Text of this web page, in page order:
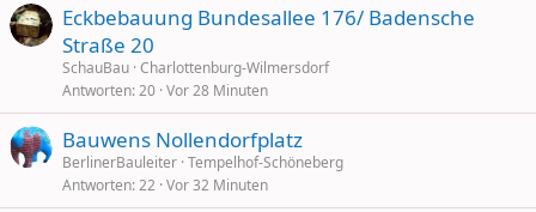
Eckbebauung Bundesallee 176/ Badensche
Straße 20
SchauBau Charlottenburg-Wilmersdorf
Antworten 20 Vor 28 Minuten
Bauwens Nollendorfplatz
BerlinerBauleiter Tempelhof-Schöneberg
Antworten 22 Vor 32 Minuten